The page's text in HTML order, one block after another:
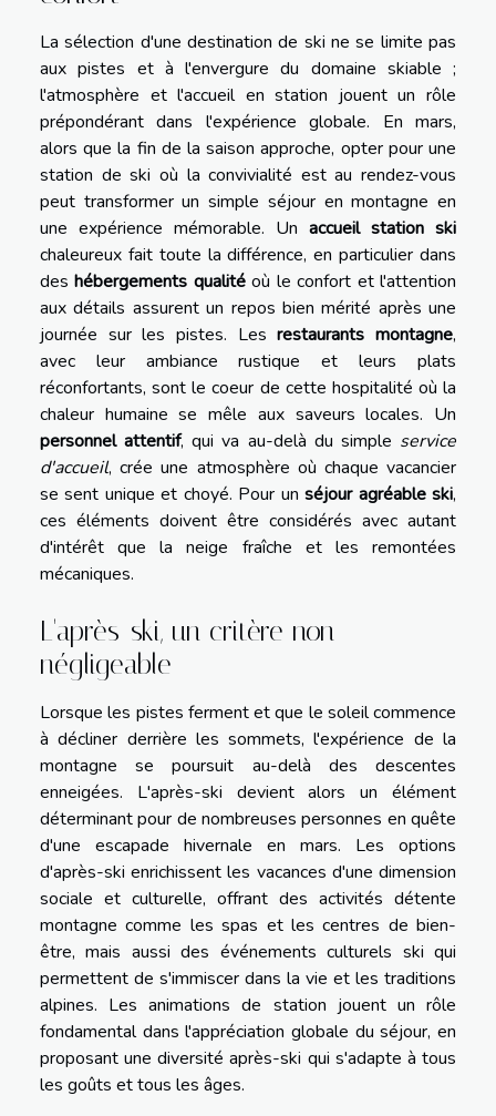
La sélection d'une destination de ski ne se limite pas
aux pistes et à l'envergure du domaine skiable ;
l'atmosphère et l'accueil en station jouent un rôle
prépondérant dans l'expérience globale. En mars,
alors que la fin de la saison approche, opter pour une
station de ski où la convivialité est au rendez-vous
peut transformer un simple séjour en montagne en
une expérience mémorable. Un accueil station ski
chaleureux fait toute la différence, en particulier dans
deshébergements qualitéoù le confort et l'attention
aux détails assurent un repos bien mérité après une
journée sur les pistes. Lesrestaurants montagne,
avec leur ambiance rustique et leurs plats
réconfortants, sont le coeur de cette hospitalité où la
chaleur humaine se mêle aux saveurs locales. Un
personnel attentif, qui va au-delà du simple service
d'accueil, crée une atmosphère où chaque vacancier
se sent unique et choyé. Pour unséjour agréable ski,
ces éléments doivent être considérés avec autant
d'intérêt que la neige fraîche et les remontées
mécaniques.
L'après-ski, un critère non
négligeable
Lorsque les pistes ferment et que le soleil commence
à décliner derrière les sommets, l'expérience de la
montagne se poursuit au-delà des descentes
enneigées. L'après-ski devient alors un élément
déterminant pour de nombreuses personnes en quête
d'une escapade hivernale en mars. Les options
d'après-ski enrichissent les vacances d'une dimension
sociale et culturelle, offrant des activités détente
montagne comme les spas et les centres de bien-
être, mais aussi des événements culturels ski qui
permettent de s'immiscer dans la vie et les traditions
alpines. Les animations de station jouent un rôle
fondamental dans l'appréciation globale du séjour, en
proposant une diversité après-ski qui s'adapte à tous
les goûts et tous les âges.